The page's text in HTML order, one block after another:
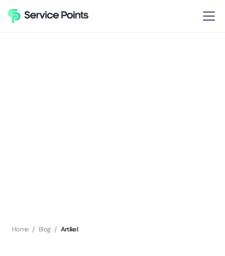
Home / Blog / Artikel